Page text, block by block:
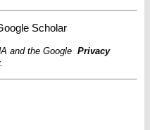
Scholar
and the Google Privacy